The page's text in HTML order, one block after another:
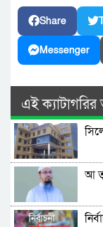
Share
Messenger
এই
আ